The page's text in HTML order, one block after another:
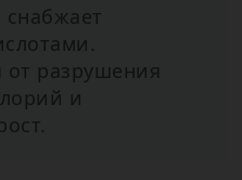
разрушения
и